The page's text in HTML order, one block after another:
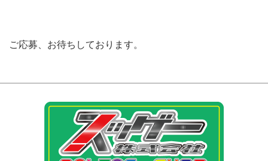
ご応募、お待ちしております。